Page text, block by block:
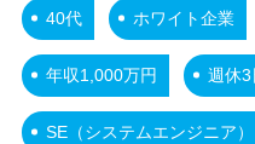
40代 ホワイト企業
年収1,000万円 週休3
SE（システムエンジニア）